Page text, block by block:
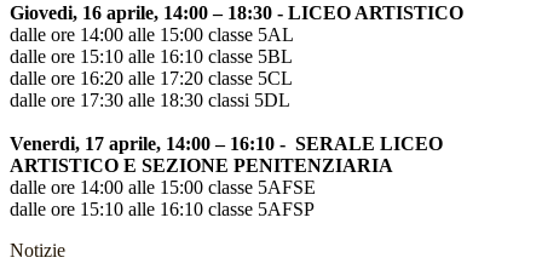
Giovedi, 16 aprile, 14:00 – 18:30 - LICEO ARTISTICO
dalle ore 14:00 alle 15:00 classe 5AL
dalle ore 15:10 alle 16:10 classe 5BL
dalle ore 16:20 alle 17:20 classe 5CL
dalle ore 17:30 alle 18:30 classi 5DL
Venerdi, 17 aprile, 14:00 – 16:10 - SERALE LICEO
ARTISTICO E SEZIONE PENITENZIARIA
dalle ore 14:00 alle 15:00 classe 5AFSE
dalle ore 15:10 alle 16:10 classe 5AFSP
Notizie